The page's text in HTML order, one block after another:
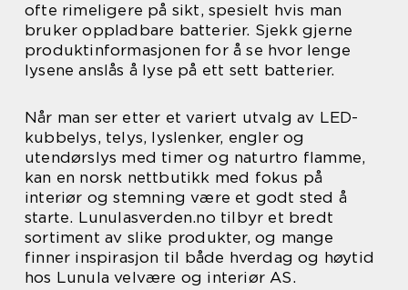
ofte rimeligere på sikt, spesielt hvis man
bruker oppladbare batterier. Sjekk gjerne
produktinformasjonen for å se hvor lenge
lysene anslås å lyse på ett sett batterier.
Når man ser etter et variert utvalg av LED-
kubbelys, telys, lyslenker, engler og
utendørslys med timer og naturtro flamme,
kan en norsk nettbutikk med fokus på
interiør og stemning være et godt sted å
starte. Lunulasverden.no tilbyr et bredt
sortiment av slike produkter, og mange
finner inspirasjon til både hverdag og høytid
hos Lunula velvære og interiør AS.